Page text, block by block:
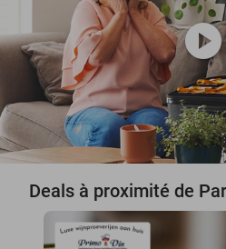
play_circle
Deals à proximité de